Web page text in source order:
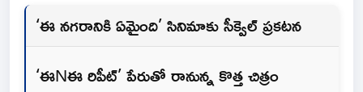
‘ఈ నగరానికి ఏమైంది’ సినిమాకు సీక్వెల్ ప్రకటన
‘ఈNఈ రిపీట్’ పేరుతో రానున్న కొత్త చిత్రం